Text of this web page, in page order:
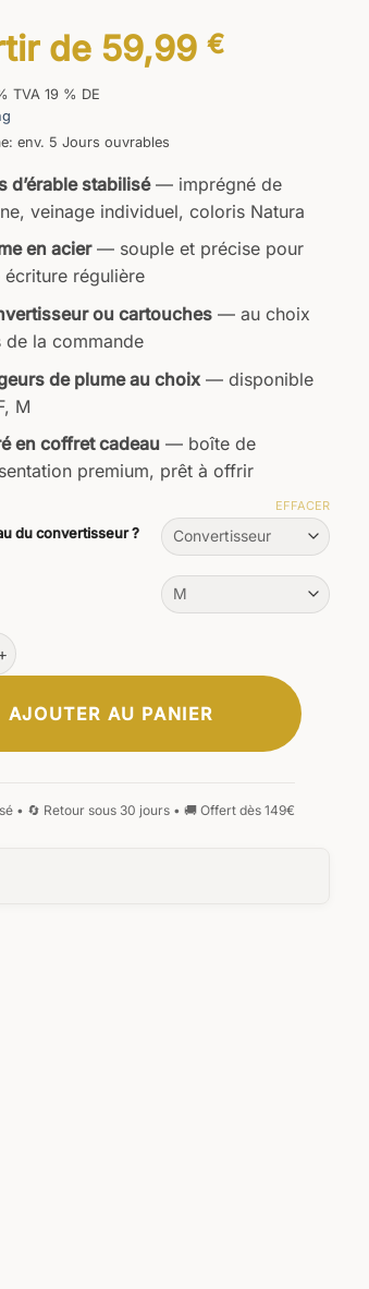
de 59,99 €
TVA 19 % DE
env. 5 Jours ouvrables
d’érable stabilisé— imprégné de
veinage individuel, coloris Natura
en acier— souple et précise pour
écriture régulière
ou cartouches— au choix
de la commande
de plume au choix— disponible
M
en coffret cadeau — boîte de
premium, prêt à offrir
du convertisseur ?
EFFACER
Stylo-plume Primus Natura
AJOUTER AU PANIER